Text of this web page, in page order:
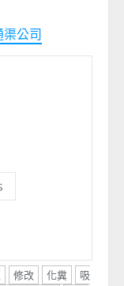
渠公司
修改 化糞
吸